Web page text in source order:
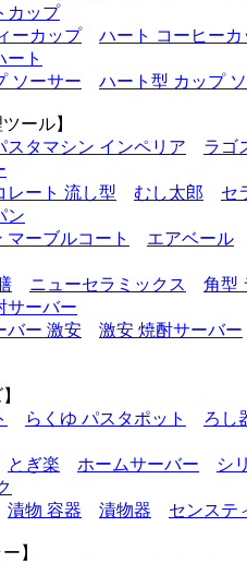
カップ
ーカップ
ハート コーヒーカ
ート
ソーサー ハート型 カップ
ール】
スタマシン インペリア
ラゴ
レート 流し型 むし太郎
セ
ン
マーブルコート
エアベール
ニューセラミックス
角型
サーバー
バー 激安
激安 焼酎サーバー
らくゆ パスタポット
ろし
とぎ楽 ホームサーバー
シ
漬物 容器 漬物器 センステ
】